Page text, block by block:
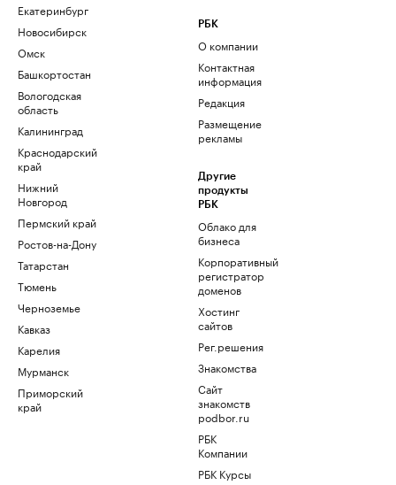
Екатеринбург
Новосибирск
Омск
Башкортостан
Вологодская
область
Калининград
Краснодарский
край
Нижний
Новгород
Пермский край
Ростов-на-Дону
Татарстан
Тюмень
Черноземье
Кавказ
Карелия
Мурманск
Приморский
край
РБК
О компании
Контактная
информация
Редакция
Размещение
рекламы
Другие
продукты
РБК
Облако для
бизнеса
Корпоративный
регистратор
доменов
Хостинг
сайтов
Рег.решения
Знакомства
Сайт
знакомств
podbor.ru
РБК
Компании
РБК Курсы